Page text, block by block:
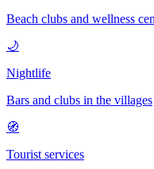
Beach clubs and wellness
🌙
Nightlife
Bars and clubs in the villages
🧭
Tourist services